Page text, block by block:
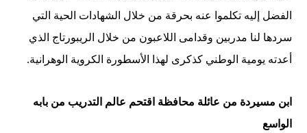
الفضل إليه تكلموا عنه بحرقة من خلال الشهادات الحية التي
سردها لنا مدربين وقدامى اللاعبون من خلال الريبورتاج الذي
أعدته يومية الوطني كذكرى لهذا الأسطورة الكروية الوهرانية.
ابن مسيردة من عائلة محافظة اقتحم عالم التدريب من بابه
الواسع